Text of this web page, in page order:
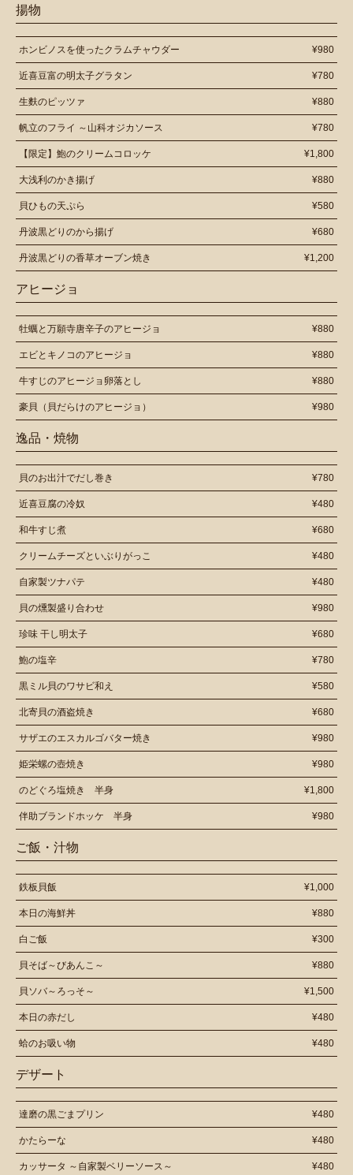
揚物
ホンビノスを使ったクラムチャウダー ¥980
近喜豆富の明太子グラタン ¥780
生麩のピッツァ ¥880
帆立のフライ ～山科オジカソース ¥780
【限定】鮑のクリームコロッケ ¥1,800
大浅利のかき揚げ ¥880
貝ひもの天ぷら ¥580
丹波黒どりのから揚げ ¥680
丹波黒どりの香草オーブン焼き ¥1,200
アヒージョ
牡蠣と万願寺唐辛子のアヒージョ ¥880
エビとキノコのアヒージョ ¥880
牛すじのアヒージョ卵落とし ¥880
豪貝（貝だらけのアヒージョ） ¥980
逸品・焼物
貝のお出汁でだし巻き ¥780
近喜豆腐の冷奴 ¥480
和牛すじ煮 ¥680
クリームチーズといぶりがっこ ¥480
自家製ツナパテ ¥480
貝の燻製盛り合わせ ¥980
珍味 干し明太子 ¥680
鮑の塩辛 ¥780
黒ミル貝のワサビ和え ¥580
北寄貝の酒盗焼き ¥680
サザエのエスカルゴバター焼き ¥980
姫栄螺の壺焼き ¥980
のどぐろ塩焼き 半身 ¥1,800
伴助ブランドホッケ 半身 ¥980
ご飯・汁物
鉄板貝飯 ¥1,000
本日の海鮮丼 ¥880
白ご飯 ¥300
貝そば～びあんこ～ ¥880
貝ソバ～ろっそ～ ¥1,500
本日の赤だし ¥480
蛤のお吸い物 ¥480
デザート
達磨の黒ごまプリン ¥480
かたらーな ¥480
カッサータ ～自家製ベリーソース～ ¥480